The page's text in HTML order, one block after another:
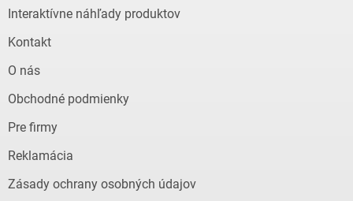
Interaktívne náhľady produktov
Kontakt
O nás
Obchodné podmienky
Pre firmy
Reklamácia
Zásady ochrany osobných údajov